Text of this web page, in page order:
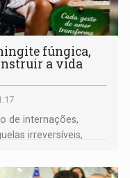
fúngica,
a vida
de internações,
irreversíveis,